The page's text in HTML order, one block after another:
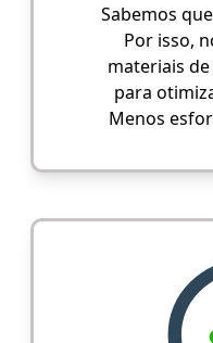
Sabemos
Por isso,
materiais
para
Menos